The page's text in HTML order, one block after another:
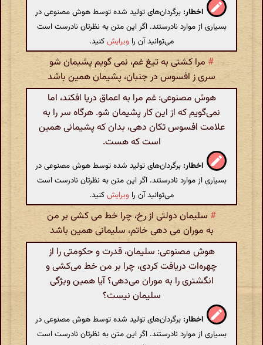
اخطار: برگردان‌های تولید شده توسط هوش مصنوعی در
بسیاری از موارد نادرستند. اگر این متن به نظرتان نادرست است
می‌توانید آن را ویرایشکنید.
#مرا کشتی به تیغ غم، نمی گویم پشیمان شو
سری ز افسوس در جنبان، پشیمان همین باشد
هوش مصنوعی: غم مرا به اعماق دریا افکند، اما
نمی‌گویم که از این کار پشیمان شو. هرگاه سر را به
علامت افسوس تکان دهی، بدان که پشیمانی همین
است که هست.
اخطار: برگردان‌های تولید شده توسط هوش مصنوعی در
بسیاری از موارد نادرستند. اگر این متن به نظرتان نادرست است
می‌توانید آن را ویرایشکنید.
# سلیمان دولتی از رخ، چرا خط می کشی بر من
به موران می دهی خاتم، سلیمانی همین باشد
هوش مصنوعی: سلیمان، قدرت و حکومتی را از
چهره‌ات دریافت کردی، چرا بر من خط می‌کشی و
انگشتری را به موران می‌دهی؟ آیا همین ویژگی
سلیمان نیست؟
اخطار: برگردان‌های تولید شده توسط هوش مصنوعی در
بسیاری از موارد نادرستند. اگر این متن به نظرتان نادرست است